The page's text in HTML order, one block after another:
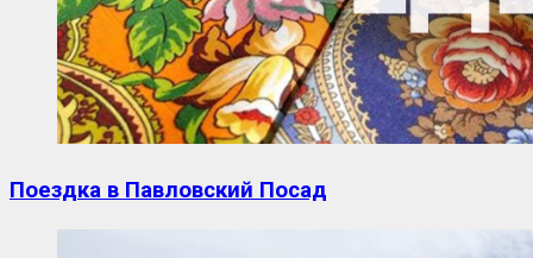
Поездка в Павловский Посад